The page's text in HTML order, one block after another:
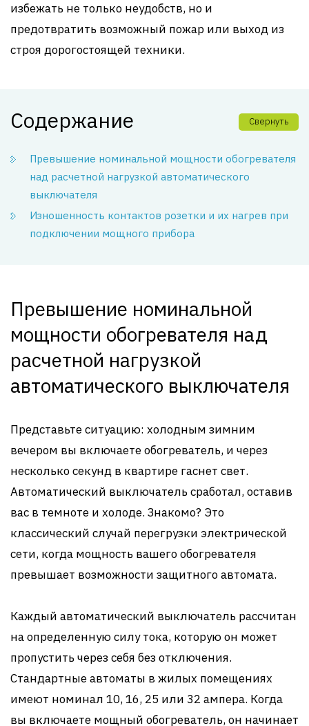
избежать не только неудобств, но и
предотвратить возможный пожар или выход из
строя дорогостоящей техники.
Содержание Свернуть
Превышение номинальной мощности обогревателя
над расчетной нагрузкой автоматического
выключателя
Изношенность контактов розетки и их нагрев при
подключении мощного прибора
Превышение номинальной
мощности обогревателя над
расчетной нагрузкой
автоматического выключателя
Представьте ситуацию: холодным зимним
вечером вы включаете обогреватель, и через
несколько секунд в квартире гаснет свет.
Автоматический выключатель сработал, оставив
вас в темноте и холоде. Знакомо? Это
классический случай перегрузки электрической
сети, когда мощность вашего обогревателя
превышает возможности защитного автомата.
Каждый автоматический выключатель рассчитан
на определенную силу тока, которую он может
пропустить через себя без отключения.
Стандартные автоматы в жилых помещениях
имеют номинал 10, 16, 25 или 32 ампера. Когда
вы включаете мощный обогреватель, он начинает